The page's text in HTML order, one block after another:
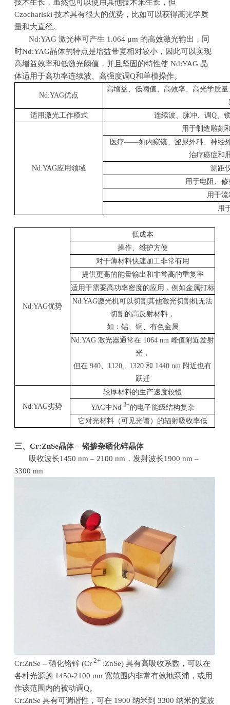
技术生长，虽然也可以使用其他技术来生长，但
Czocharlski技术具有很大的优势，比如可以获得高光学质
量和大直径。
Nd:YAG 激光棒可产生 1.064 µm 的高效激光输出，同
时Nd:YAG晶体的特点是增益带宽相对较小，因此可以实现
高增益效率和低激光阈值，并且坚固的特性使 Nd:YAG晶
体适用于高功率连续波、高强度调Q和单模操作。
Nd:YAG优点
高增益、低阈值、高效率、高光学质
适用激光工作模式
连续波、脉冲、调Q、
Nd:YAG应用领域
用于制造雕刻
医疗——如内窥镜、泌尿外科、神经
治疗癌症和
测距
用于电阻、
用于
用
Nd:YAG优势
低成本
操作、维护方便
对于薄材料快速加工非常有用
提供更高的能量输出和非常高的重复率
适用于需要高功率密度的应用，例如金属打标
Nd:YAG激光机可以切割其他激光切割机无法
切割的高反射材料，
如：铝、铜、有色金属
Nd:YAG激光器通常在 1064 nm峰值附近发射
光，
但在 940、 1120、 1320和 1440 nm 附近也有
跃迁
Nd:YAG劣势
较厚材料的生产速度较慢
YAG中Nd 3+的电子能级结构复杂
它对光材料（可见光谱）的辐射吸收率低
三、Cr:ZnSe晶体–铬掺杂硒化锌晶体
吸收波长1450 nm – 2100 nm ，发射波长1900 nm –
3300 nm
Cr:ZnSe – 硒化铬锌 (Cr 2+ :ZnSe)具有高吸收系数，可以在
各种光源的 1450-2100 nm 宽范围内非常有效地泵浦，或用
作该范围内的被动调Q。
Cr:ZnSe 具有可调谐性，可在 1900纳米到 3300纳米的宽波